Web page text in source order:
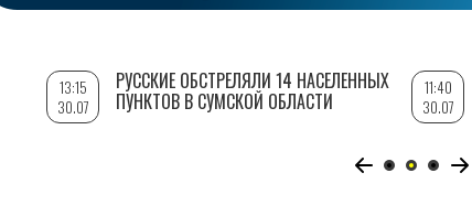
13:15
30.07
РУССКИЕ ОБСТРЕЛЯЛИ 14 НАСЕЛЕННЫХ
ПУНКТОВ В СУМСКОЙ ОБЛАСТИ
11:40
30.07